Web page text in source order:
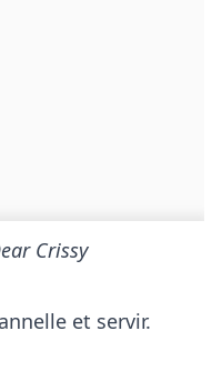
Crissy
et servir.